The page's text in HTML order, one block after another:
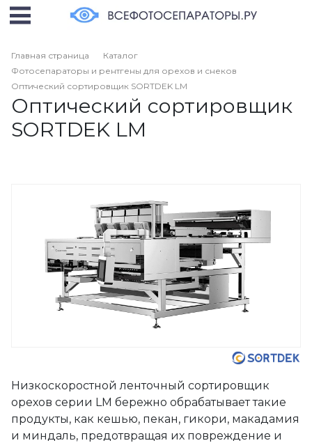
Главная страница
Каталог
Фотосепараторы и рентгены для орехов и снеков
Оптический сортировщик SORTDEK LM
Оптический сортировщик
SORTDEK LM
Низкоскоростной ленточный сортировщик
орехов серии LM бережно обрабатывает такие
продукты, как кешью, пекан, гикори, макадамия
и миндаль, предотвращая их повреждение и